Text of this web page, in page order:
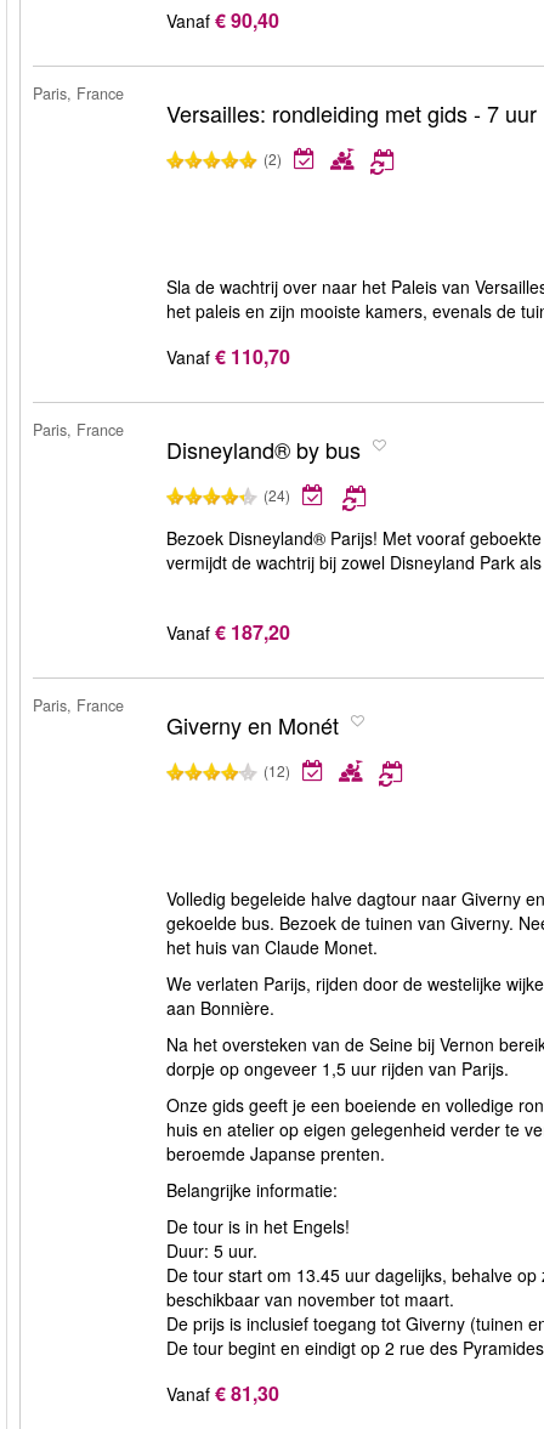
Vanaf € 90,40
Paris, France
Versailles: rondleiding met gids - 7 uur
(2)
Sla de wachtrij over naar het Paleis van
het paleis en zijn mooiste kamers, evenals de
Vanaf € 110,70
Paris, France
Disneyland® by bus
(24)
Bezoek Disneyland® Parijs! Met vooraf
vermijdt de wachtrij bij zowel Disneyland Park
Vanaf € 187,20
Paris, France
Giverny en Monét
(12)
Volledig begeleide halve dagtour naar Giverny
gekoelde bus. Bezoek de tuinen van Giverny.
het huis van Claude Monet.
We verlaten Parijs, rijden door de westelijke
aan Bonnière.
Na het oversteken van de Seine bij Vernon
dorpje op ongeveer 1,5 uur rijden van Parijs.
Onze gids geeft je een boeiende en volledige
huis en atelier op eigen gelegenheid verder te
beroemde Japanse prenten.
Belangrijke informatie:
De tour is in het Engels!
Duur: 5 uur.
De tour start om 13.45 uur dagelijks, behalve
beschikbaar van november tot maart.
De prijs is inclusief toegang tot Giverny (tuinen
De tour begint en eindigt op 2 rue des
Vanaf € 81,30